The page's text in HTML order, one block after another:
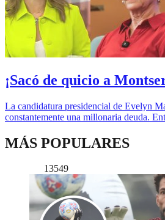
¡Sacó de quicio a
La candidatura presidencial de Evelyn
constantemente una millonaria deuda.
MÁS POPULARES
13549